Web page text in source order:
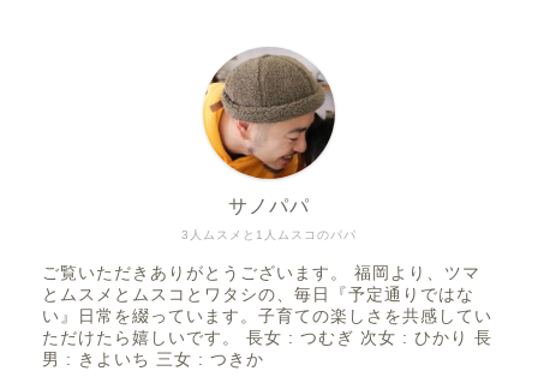
3人ムスメと1人ムスコのパパ
サノパパ
ご覧いただきありがとうございます。 福岡より、ツマ
とムスメとムスコとワタシの、毎日『予定通りではな
い』日常を綴っています。子育ての楽しさを共感してい
ただけたら嬉しいです。 長女 : つむぎ 次女 : ひかり 長
男 : きよいち 三女 : つきか